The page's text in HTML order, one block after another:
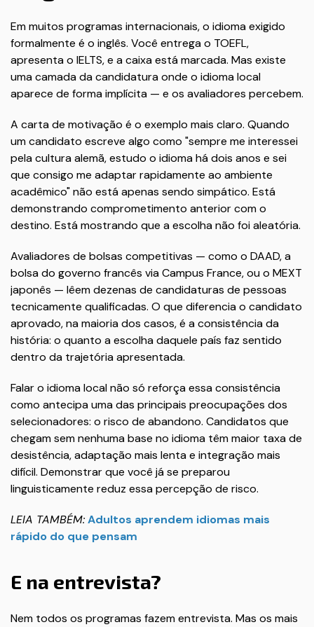
Em muitos programas internacionais, o idioma exigido
formalmente é o inglês. Você entrega o TOEFL,
apresenta o IELTS, e a caixa está marcada. Mas existe
uma camada da candidatura onde o idioma local
aparece de forma implícita — e os avaliadores percebem.
A carta de motivação é o exemplo mais claro. Quando
um candidato escreve algo como "sempre me interessei
pela cultura alemã, estudo o idioma há dois anos e sei
que consigo me adaptar rapidamente ao ambiente
acadêmico" não está apenas sendo simpático. Está
demonstrando comprometimento anterior com o
destino. Está mostrando que a escolha não foi aleatória.
Avaliadores de bolsas competitivas — como o DAAD, a
bolsa do governo francês via Campus France, ou o MEXT
japonês — lêem dezenas de candidaturas de pessoas
tecnicamente qualificadas. O que diferencia o candidato
aprovado, na maioria dos casos, é a consistência da
história: o quanto a escolha daquele país faz sentido
dentro da trajetória apresentada.
Falar o idioma local não só reforça essa consistência
como antecipa uma das principais preocupações dos
selecionadores: o risco de abandono. Candidatos que
chegam sem nenhuma base no idioma têm maior taxa de
desistência, adaptação mais lenta e integração mais
difícil. Demonstrar que você já se preparou
linguisticamente reduz essa percepção de risco.
LEIA TAMBÉM:Adultos aprendem idiomas mais
rápido do que pensam
E na entrevista?
Nem todos os programas fazem entrevista. Mas os mais